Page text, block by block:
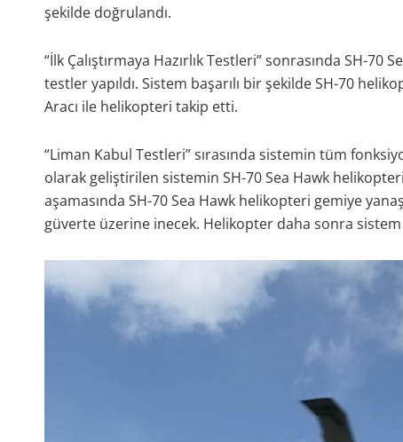
şekilde doğrulandı.
“İlk Çalıştırmaya Hazırlık Testleri” sonrasında SH-
testler yapıldı. Sistem başarılı bir şekilde SH-70
Aracı ile helikopteri takip etti.
“Liman Kabul Testleri” sırasında sistemin tüm
olarak geliştirilen sistemin SH-70 Sea Hawk
aşamasında SH-70 Sea Hawk helikopteri gemiye
güverte üzerine inecek. Helikopter daha sonra